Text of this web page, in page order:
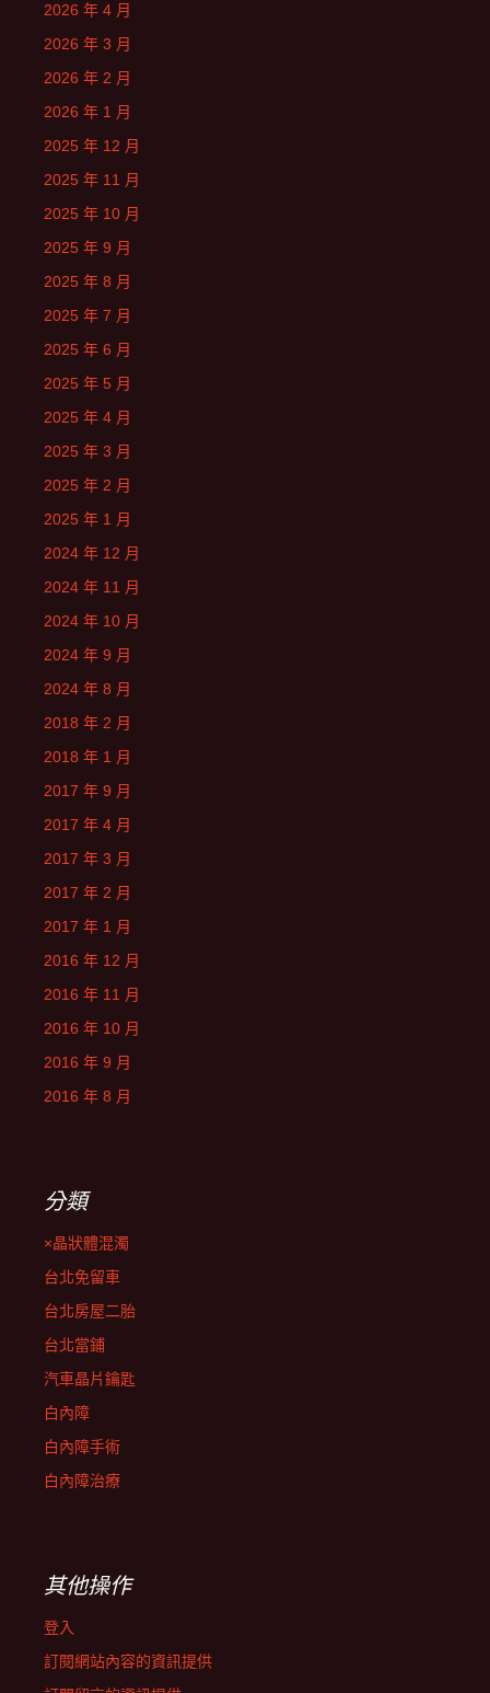
2026 年 4 月
2026 年 3 月
2026 年 2 月
2026 年 1 月
2025 年 12 月
2025 年 11 月
2025 年 10 月
2025 年 9 月
2025 年 8 月
2025 年 7 月
2025 年 6 月
2025 年 5 月
2025 年 4 月
2025 年 3 月
2025 年 2 月
2025 年 1 月
2024 年 12 月
2024 年 11 月
2024 年 10 月
2024 年 9 月
2024 年 8 月
2018 年 2 月
2018 年 1 月
2017 年 9 月
2017 年 4 月
2017 年 3 月
2017 年 2 月
2017 年 1 月
2016 年 12 月
2016 年 11 月
2016 年 10 月
2016 年 9 月
2016 年 8 月
分類
×晶狀體混濁
台北免留車
台北房屋二胎
台北當鋪
汽車晶片鑰匙
白內障
白內障手術
白內障治療
其他操作
登入
訂閱網站內容的資訊提供